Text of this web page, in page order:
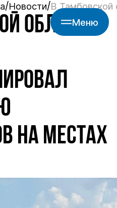
Меню
Новости В Тамбовской
ОБЛАСТИ
НА МЕСТАХ